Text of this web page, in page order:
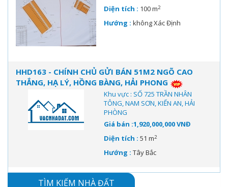
Diện tích : 100 m2
Hướng : không Xác Định
HHD163 - CHÍNH CHỦ GỬI BÁN 51M2 NGÕ CAO
THẮNG, HẠ LÝ, HỒNG BÀNG, HẢI PHONG
Khu vực : SỐ 725 TRẦN NHÂN
TÔNG, NAM SƠN, KIẾN AN, HẢI
PHÒNG
Giá bán :1,920,000,000 VNĐ
Diện tích : 51 m2
Hướng : Tây Bắc
TÌM KIẾM NHÀ ĐẤT